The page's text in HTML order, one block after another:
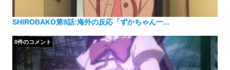
SHIROBAKO第9話:海外の反応「ずかちゃん一...
0件のコメント